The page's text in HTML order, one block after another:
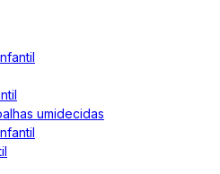
umidecidas